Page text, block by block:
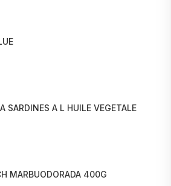
SARDINES A L HUILE VEGETALE
MARBUODORADA 400G